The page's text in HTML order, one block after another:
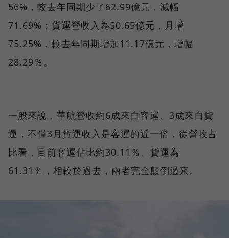
56%，較去年同期少了62.99億元，減幅
71.69%；貨運營收入為50.65億元，月增
75.25%，較去年同期增加11.17億元，增幅
28.29％。
一般來說，華航營收約6成來自客運、3成來自貨
運，不僅3月貨運收入是客運的近一倍，從營收占
比看，目前客運佔比約30.11％、貨運為
61.31％，相較於過去，兩者完全顛倒過來。